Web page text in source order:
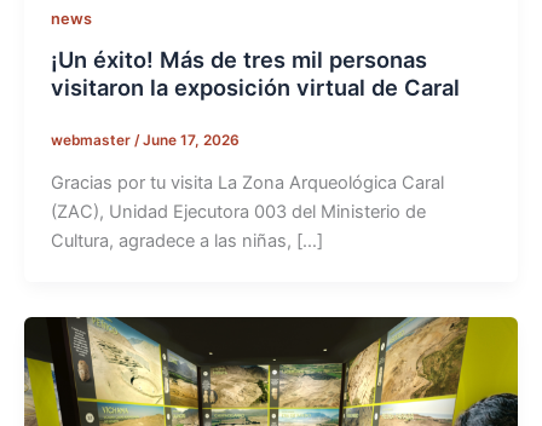
news
¡Un éxito! Más de tres mil personas
visitaron la exposición virtual de Caral
webmaster /June 17, 2026
Gracias por tu visita La Zona Arqueológica Caral
(ZAC), Unidad Ejecutora 003 del Ministerio de
Cultura, agradece a las niñas, […]